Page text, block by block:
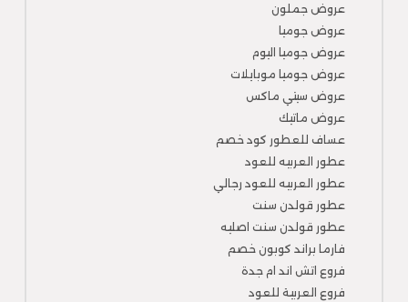
عروض جملون
عروض جوميا
عروض جوميا اليوم
عروض جوميا موبايلات
عروض سيتي ماكس
عروض ماتيك
عساف للعطور كود خصم
عطور العربيه للعود
عطور العربيه للعود رجالي
عطور قولدن سنت
عطور قولدن سنت اصليه
فارما براند كوبون خصم
فروع اتش اند ام جدة
فروع العربية للعود